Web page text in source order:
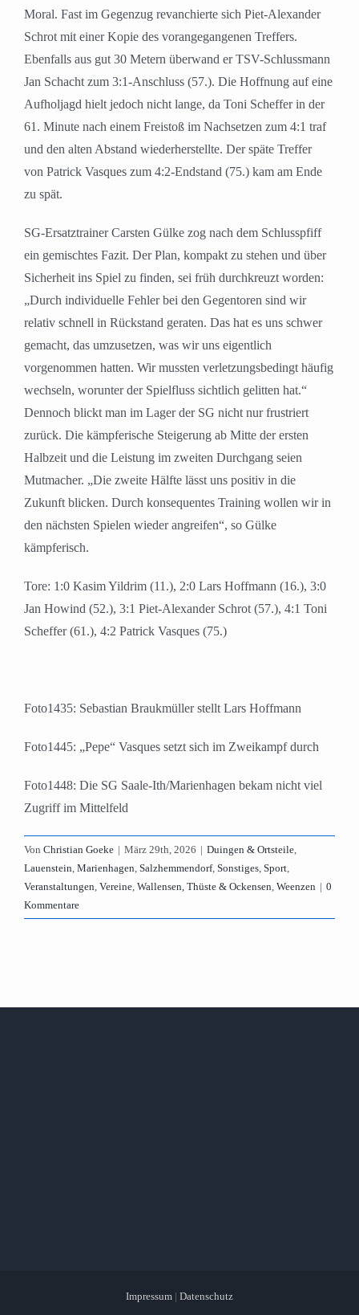
Moral. Fast im Gegenzug revanchierte sich Piet-Alexander
Schrot mit einer Kopie des vorangegangenen Treffers.
Ebenfalls aus gut 30 Metern überwand er TSV-Schlussmann
Jan Schacht zum 3:1-Anschluss (57.). Die Hoffnung auf eine
Aufholjagd hielt jedoch nicht lange, da Toni Scheffer in der
61. Minute nach einem Freistoß im Nachsetzen zum 4:1 traf
und den alten Abstand wiederherstellte. Der späte Treffer
von Patrick Vasques zum 4:2-Endstand (75.) kam am Ende
zu spät.
SG-Ersatztrainer Carsten Gülke zog nach dem Schlusspfiff
ein gemischtes Fazit. Der Plan, kompakt zu stehen und über
Sicherheit ins Spiel zu finden, sei früh durchkreuzt worden:
„Durch individuelle Fehler bei den Gegentoren sind wir
relativ schnell in Rückstand geraten. Das hat es uns schwer
gemacht, das umzusetzen, was wir uns eigentlich
vorgenommen hatten. Wir mussten verletzungsbedingt häufig
wechseln, worunter der Spielfluss sichtlich gelitten hat.“
Dennoch blickt man im Lager der SG nicht nur frustriert
zurück. Die kämpferische Steigerung ab Mitte der ersten
Halbzeit und die Leistung im zweiten Durchgang seien
Mutmacher. „Die zweite Hälfte lässt uns positiv in die
Zukunft blicken. Durch konsequentes Training wollen wir in
den nächsten Spielen wieder angreifen“, so Gülke
kämpferisch.
Tore: 1:0 Kasim Yildrim (11.), 2:0 Lars Hoffmann (16.), 3:0
Jan Howind (52.), 3:1 Piet-Alexander Schrot (57.), 4:1 Toni
Scheffer (61.), 4:2 Patrick Vasques (75.)
Foto1435: Sebastian Braukmüller stellt Lars Hoffmann
Foto1445: „Pepe“ Vasques setzt sich im Zweikampf durch
Foto1448: Die SG Saale-Ith/Marienhagen bekam nicht viel
Zugriff im Mittelfeld
Von Christian Goeke | März 29th, 2026 | Duingen & Ortsteile,
Lauenstein, Marienhagen, Salzhemmendorf, Sonstiges, Sport,
Veranstaltungen, Vereine, Wallensen, Thüste & Ockensen, Weenzen | 0
Kommentare
Impressum | Datenschutz